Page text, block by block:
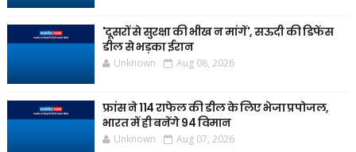
'दूसरों से सुरक्षा की भीख न मांगें', सऊदी की डिफेंस
डील से भड़का ईरान
Unknown Aug 08, 2026
फ्रांस ने 114 राफेल की डील के लिए भेजा प्रपोजल,
भारत में ही बनेंगे 94 विमान
Unknown Aug 07, 2026